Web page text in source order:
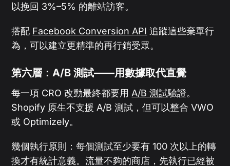
以挽回 3%–5% 的離站訪客。
搭配 Facebook Conversion API 追蹤這些棄單行
為，可以建立更精準的再行銷受眾。
第六層：A/B 測試——用數據取代直覺
每一項 CRO 改動最終都要用A/B 測試驗證。
Shopify 原生不支援 A/B 測試，但可以整合 VWO
或 Optimizely。
幾個執行原則：每個測試至少要有 100 次以上的轉
換才有統計意義。流量不夠的商店，先執行已經被